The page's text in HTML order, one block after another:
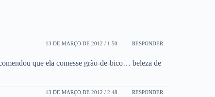
13 DE MARÇO DE 2012 / 1:50 RESPONDER
que ela comesse grão-de-bico… beleza de
13 DE MARÇO DE 2012 / 2:48 RESPONDER